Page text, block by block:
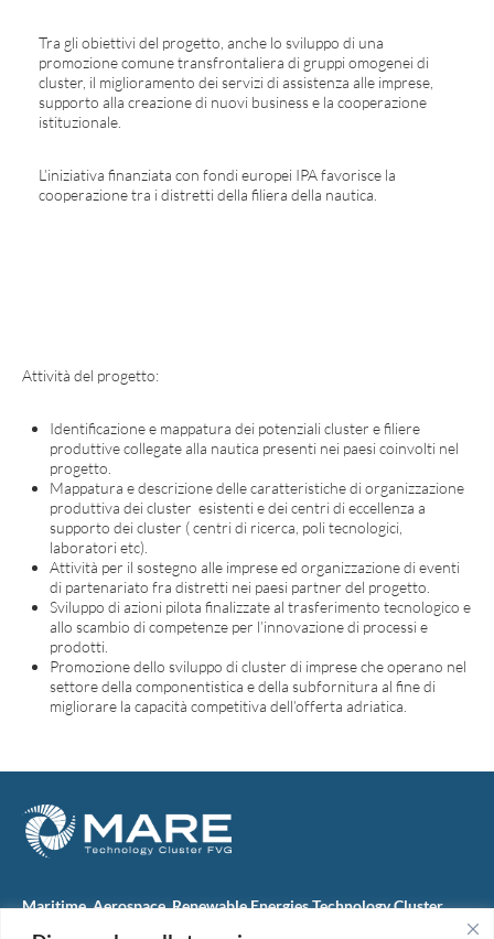
Tra gli obiettivi del progetto, anche lo sviluppo di una
promozione comune transfrontaliera di gruppi omogenei di
cluster, il miglioramento dei servizi di assistenza alle imprese,
supporto alla creazione di nuovi business e la cooperazione
istituzionale.
L’iniziativa finanziata con fondi europei IPA favorisce la
cooperazione tra i distretti della filiera della nautica.
Attività del progetto:
Identificazione e mappatura dei potenziali cluster e filiere
produttive collegate alla nautica presenti nei paesi coinvolti nel
progetto.
Mappatura e descrizione delle caratteristiche di organizzazione
produttiva dei cluster esistenti e dei centri di eccellenza a
supporto dei cluster ( centri di ricerca, poli tecnologici,
laboratori etc).
Attività per il sostegno alle imprese ed organizzazione di eventi
di partenariato fra distretti nei paesi partner del progetto.
Sviluppo di azioni pilota finalizzate al trasferimento tecnologico e
allo scambio di competenze per l’innovazione di processi e
prodotti.
Promozione dello sviluppo di cluster di imprese che operano nel
settore della componentistica e della subfornitura al fine di
migliorare la capacità competitiva dell’offerta adriatica.
Maritime, Aerospace, Renewable Energies Technology Cluster